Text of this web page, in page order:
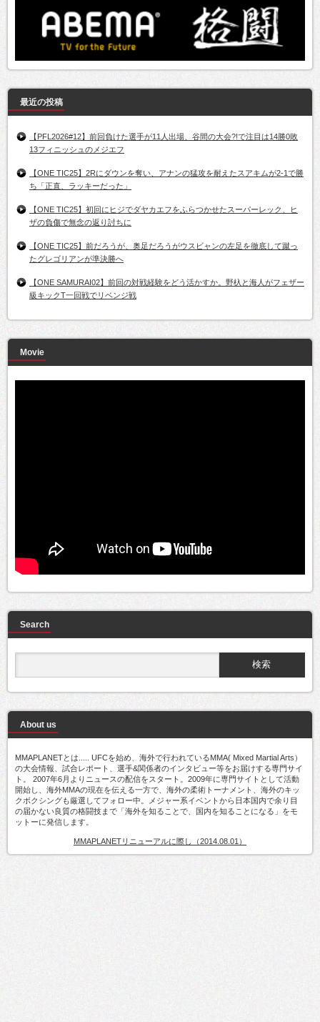
最近の投稿
【PFL2026#12】前回負けた選手が11人出場、谷間の大会?!で注目は14勝0敗
13フィニッシュのメジエフ
【ONE TIC25】2Rにダウンを奪い、アナンの猛攻を耐えたスアキムが2-1で勝
ち「正直、ラッキーだった」
【ONE TIC25】初回にヒジでダヤカエフをふらつかせたスーパーレック、ヒ
ザの負傷で無念の返り討ちに
【ONE TIC25】前だろうが、奥足だろうがウスビャンの左足を徹底して蹴っ
たグレゴリアンが準決勝へ
【ONE SAMURAI02】前回の対戦経験をどう活かすか。野杁と海人がフェザー
級キックT一回戦でリベンジ戦
Movie
Search
About us
MMAPLANETとは..... UFCを始め、海外で行われているMMA( Mixed Martial Arts）
の大会情報、試合レポート、選手&関係者のインタビュー等をお届けする専門サイ
ト。 2007年6月よりニュースの配信をスタート。2009年に専門サイトとして活動
開始し、海外MMAの現在を伝える一方で、海外の柔術トーナメント、海外のキッ
クボクシングも厳選してフォロー中。メジャー系イベントから日本国内で余り目
の届かない良質の格闘技まで「海外を知ることで、国内を知ることになる」をモ
ットーに発信します。
MMAPLANETリニューアルに際し（2014.08.01）